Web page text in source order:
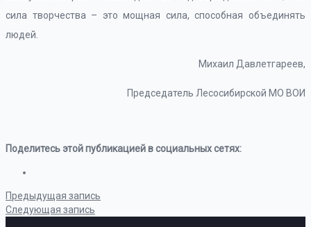
сила творчества – это мощная сила, способная объединять
людей.
Михаил Давлетгареев,
Председатель Лесосибирской МО ВОИ
Поделитесь этой публикацией в социальных сетях:
Предыдущая запись
Следующая запись